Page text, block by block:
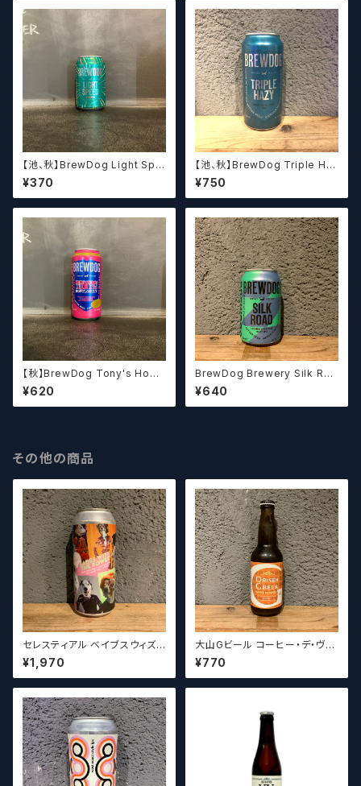
【池、秋】BrewDog Light Spe
ed Hazy IPA ブリュードッグ
ライトスピード Hazy IPA
¥370
【池、秋】BrewDog Triple Ha
zy ブリュードッグ トリプル ヘイ
ジー
¥750
【秋】BrewDog Tony's Hopo
lonely ブリュードッグ トニーズ
ホッポロンリー
¥620
BrewDog Brewery Silk Roa
d ブリュードッグ シルクロー
ド ライチ＆マンゴー ヘイジ
ーIPA【クラフトビール】
¥640
その他の商品
セレスティアル ベイブスウィズ
ザパワー / Celestial Beerwo
rks Babes With the Power
¥1,970
大山Gビール コーヒー・デ・ヴァ
イス【クラフトビール】
¥770